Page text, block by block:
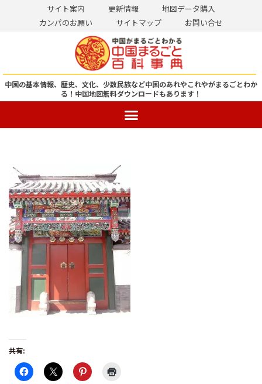
ン
ツ
ス
ッ
プ
サイト案内 更新情報
地図データ購入
カンパのお願い
サイトマップ お問い合せ
中国の基本情報、歴史、文化、少数民族など中国のあれやこれやがまるごとわか
る！ 中国地図無料ダウンロードもあります！
共有: